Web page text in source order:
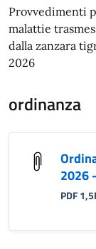
Provvedimenti
malattie
dalla zanzara
2026
ordinanza
2026
PDF